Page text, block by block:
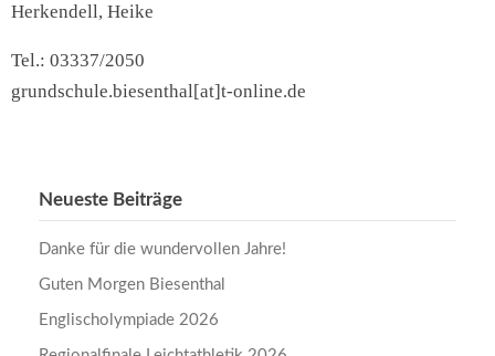
Herkendell, Heike
Tel.: 03337/2050
grundschule.biesenthal[at]t-online.de
Neueste Beiträge
Danke für die wundervollen Jahre!
Guten Morgen Biesenthal
Englischolympiade 2026